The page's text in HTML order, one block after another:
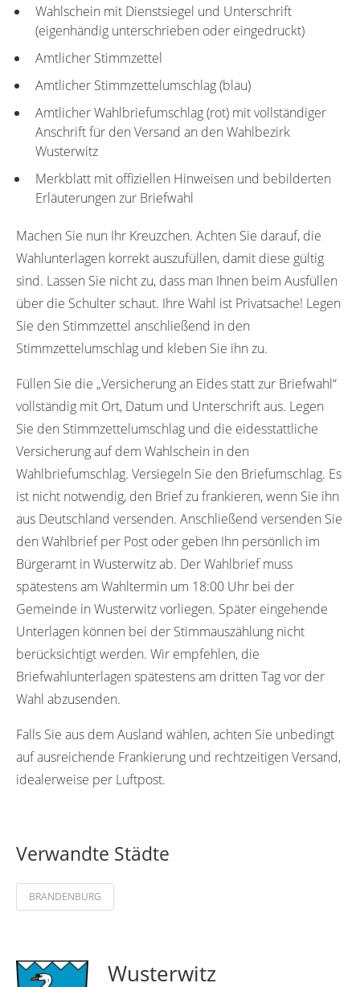
Wahlschein mit Dienstsiegel und Unterschrift
(eigenhändig unterschrieben oder eingedruckt)
Amtlicher Stimmzettel
Amtlicher Stimmzettelumschlag (blau)
Amtlicher Wahlbriefumschlag (rot) mit vollständiger
Anschrift für den Versand an den Wahlbezirk
Wusterwitz
Merkblatt mit offiziellen Hinweisen und bebilderten
Erläuterungen zur Briefwahl
Machen Sie nun Ihr Kreuzchen. Achten Sie darauf, die
Wahlunterlagen korrekt auszufüllen, damit diese gültig
sind. Lassen Sie nicht zu, dass man Ihnen beim Ausfüllen
über die Schulter schaut. Ihre Wahl ist Privatsache! Legen
Sie den Stimmzettel anschließend in den
Stimmzettelumschlag und kleben Sie ihn zu.
Füllen Sie die „Versicherung an Eides statt zur Briefwahl“
vollständig mit Ort, Datum und Unterschrift aus. Legen
Sie den Stimmzettelumschlag und die eidesstattliche
Versicherung auf dem Wahlschein in den
Wahlbriefumschlag. Versiegeln Sie den Briefumschlag. Es
ist nicht notwendig, den Brief zu frankieren, wenn Sie ihn
aus Deutschland versenden. Anschließend versenden Sie
den Wahlbrief per Post oder geben Ihn persönlich im
Bürgeramt in Wusterwitz ab. Der Wahlbrief muss
spätestens am Wahltermin um 18:00 Uhr bei der
Gemeinde in Wusterwitz vorliegen. Später eingehende
Unterlagen können bei der Stimmauszählung nicht
berücksichtigt werden. Wir empfehlen, die
Briefwahlunterlagen spätestens am dritten Tag vor der
Wahl abzusenden.
Falls Sie aus dem Ausland wählen, achten Sie unbedingt
auf ausreichende Frankierung und rechtzeitigen Versand,
idealerweise per Luftpost.
Verwandte Städte
BRANDENBURG
Wusterwitz